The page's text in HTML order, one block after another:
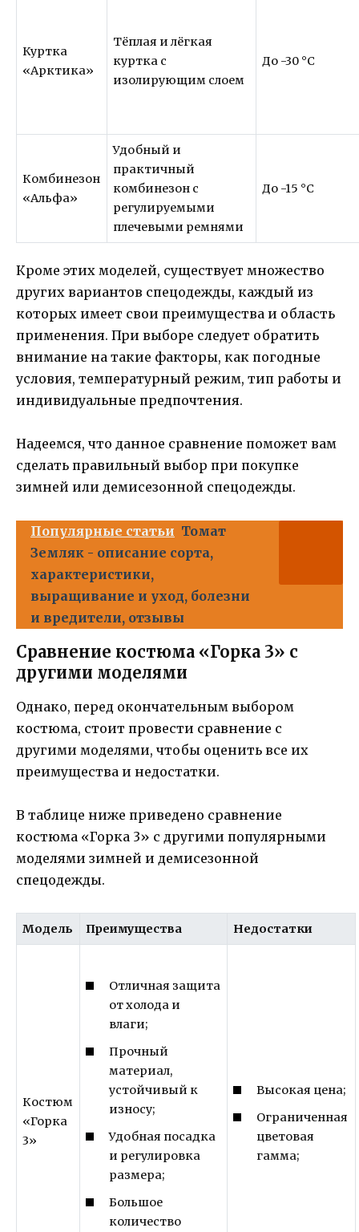
Куртка
«Арктика»
Тёплая и лёгкая
куртка с
изолирующим слоем
До -30 °C
Комбинезон
«Альфа»
Удобный и
практичный
комбинезон с
регулируемыми
плечевыми ремнями
До -15 °C
Кроме этих моделей, существует множество
других вариантов спецодежды, каждый из
которых имеет свои преимущества и область
применения. При выборе следует обратить
внимание на такие факторы, как погодные
условия, температурный режим, тип работы и
индивидуальные предпочтения.
Надеемся, что данное сравнение поможет вам
сделать правильный выбор при покупке
зимней или демисезонной спецодежды.
Популярные статьи Томат
Земляк - описание сорта,
характеристики,
выращивание и уход, болезни
и вредители, отзывы
Сравнение костюма «Горка 3» с
другими моделями
Однако, перед окончательным выбором
костюма, стоит провести сравнение с
другими моделями, чтобы оценить все их
преимущества и недостатки.
В таблице ниже приведено сравнение
костюма «Горка 3» с другими популярными
моделями зимней и демисезонной
спецодежды.
Модель Преимущества Недостатки
Костюм
«Горка
3»
Отличная защита
от холода и
влаги;
Прочный
материал,
устойчивый к
износу;
Удобная посадка
и регулировка
размера;
Большое
количество
Высокая цена;
Ограниченная
цветовая
гамма;